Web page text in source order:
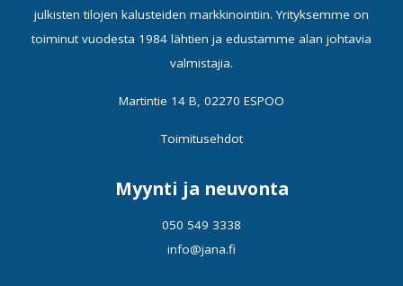
julkisten tilojen kalusteiden markkinointiin. Yrityksemme on
toiminut vuodesta 1984 lähtien ja edustamme alan johtavia
valmistajia.
Martintie 14 B, 02270 ESPOO
Toimitusehdot
Myynti ja neuvonta
050 549 3338
info@jana.fi